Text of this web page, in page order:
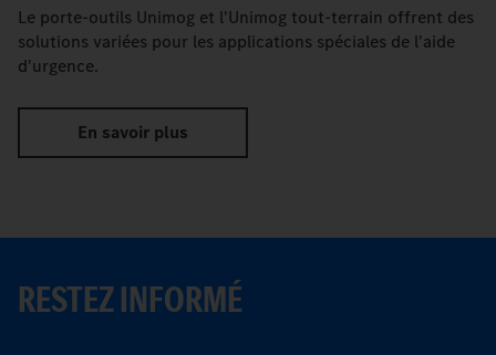
Le porte-outils Unimog et l'Unimog tout-terrain offrent des
solutions variées pour les applications spéciales de l'aide
d'urgence.
En savoir plus
RESTEZ INFORMÉ